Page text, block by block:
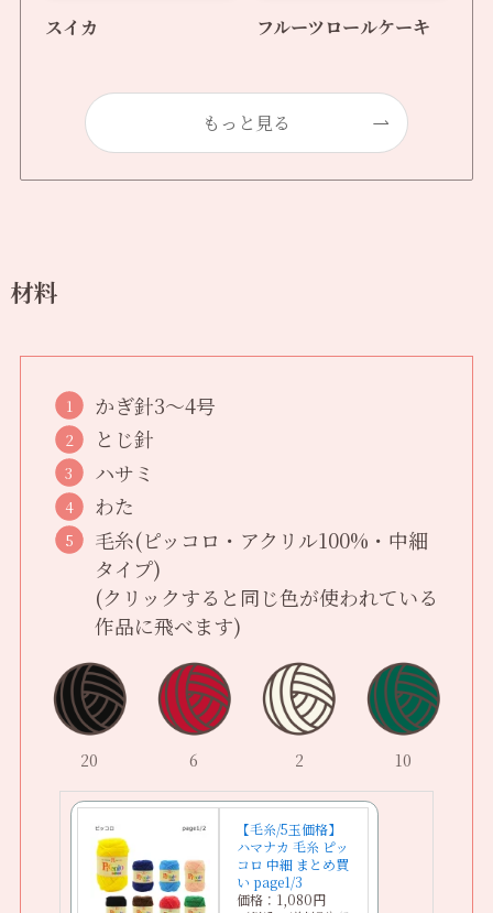
スイカ フルーツロールケーキ
もっと見る
材料
かぎ針3〜4号
とじ針
ハサミ
わた
毛糸(ピッコロ・アクリル100%・中細
タイプ)
(クリックすると同じ色が使われている
作品に飛べます)
20 6 2 10
【毛糸/5玉価格】
ハマナカ 毛糸 ピッ
コロ 中細 まとめ買
い page1/3
価格：1,080円